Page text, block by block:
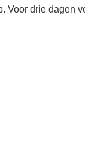
drie dagen